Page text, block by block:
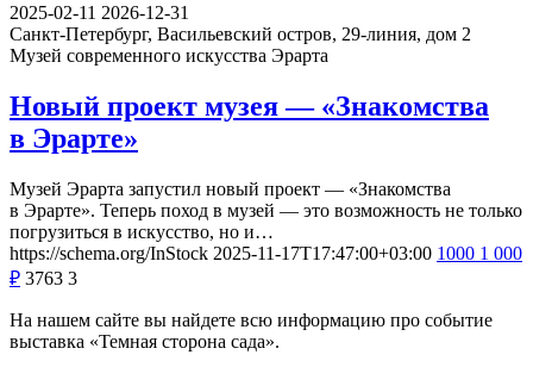
2025-02-11 2026-12-31
Санкт-Петербург, Васильевский остров, 29-линия, дом 2
Музей современного искусства Эрарта
Новый проект музея — «Знакомства
в Эрарте»
Музей Эрарта запустил новый проект — «Знакомства
в Эрарте». Теперь поход в музей — это возможность не только
погрузиться в искусство, но и…
https://schema.org/InStock 2025-11-17T17:47:00+03:00 1000 1 000
₽ 3763 3
На нашем сайте вы найдете всю информацию про событие
выставка «Темная сторона сада».